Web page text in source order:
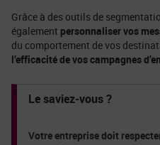
Grâce à des outils de
également personnaliser vos
du comportement de vos
l’efficacité de vos campagnes
Le saviez-vous ?
Votre entreprise doit